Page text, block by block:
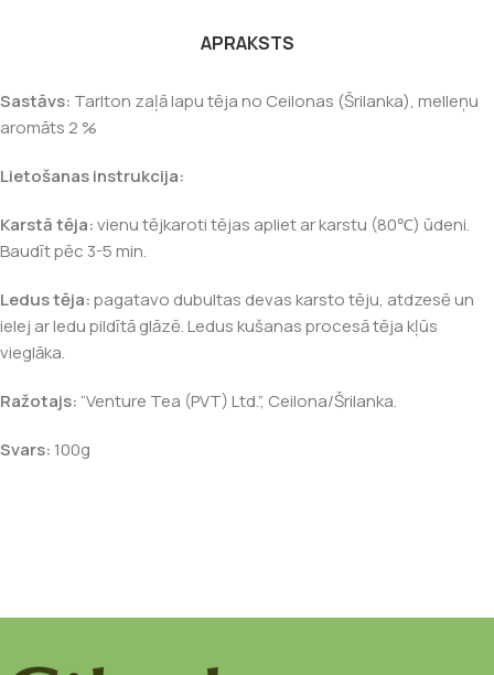
APRAKSTS
Sastāvs: Tarlton zaļā lapu tēja no Ceilonas (Šrilanka), melleņu
aromāts 2 %
Lietošanas instrukcija:
Karstā tēja:vienu tējkaroti tējas apliet ar karstu (80℃) ūdeni.
Baudīt pēc 3-5 min.
Ledus tēja:pagatavo dubultas devas karsto tēju, atdzesē un
ielej ar ledu pildītā glāzē. Ledus kušanas procesā tēja kļūs
vieglāka.
Ražotajs:“Venture Tea (PVT) Ltd.”, Ceilona/Šrilanka.
Svars: 100g